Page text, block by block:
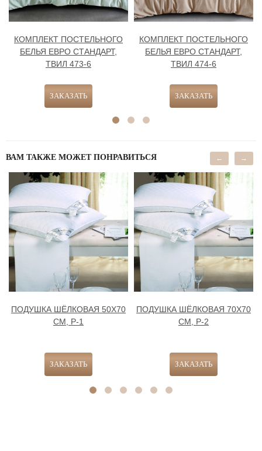
КОМПЛЕКТ ПОСТЕЛЬНОГО
БЕЛЬЯ ЕВРО СТАНДАРТ,
ТВИЛ 473-6
КОМПЛЕКТ ПОСТЕЛЬНОГО
БЕЛЬЯ ЕВРО СТАНДАРТ,
ТВИЛ 474-6
ВАМ ТАКЖЕ МОЖЕТ ПОНРАВИТЬСЯ
ПОДУШКА ШЁЛКОВАЯ 50Х70
СМ, Р-1
ПОДУШКА ШЁЛКОВАЯ 70Х70
СМ, Р-2
← →